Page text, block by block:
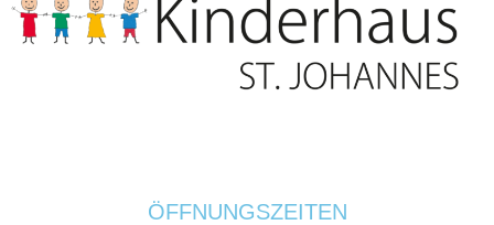
ÖFFNUNGSZEITEN